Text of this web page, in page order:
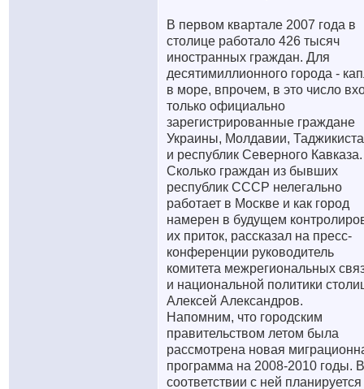
В первом квартале 2007 года в
столице работало 426 тысяч
иностранных граждан. Для
десятимиллионного города -
в море, впрочем, в это число
только официально
зарегистрированные граждане
Украины, Молдавии,
и республик Северного Кавказа.
Сколько граждан из бывших
республик СССР нелегально
работает в Москве и как город
намерен в будущем
их приток, рассказал на пресс-
конференции руководитель
комитета межрегиональных
и национальной политики
Алексей Александров.
Напомним, что городским
правительством летом была
рассмотрена новая
программа на 2008-2010 годы. В
соответствии с ней планируется